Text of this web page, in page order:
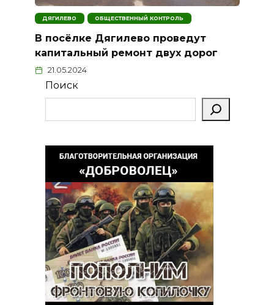
ДЯГИЛЕВО ОБЩЕСТВЕННЫЙ КОНТРОЛЬ
В посёлке Дягилево проведут
капитальный ремонт двух дорог
21.05.2024
Поиск